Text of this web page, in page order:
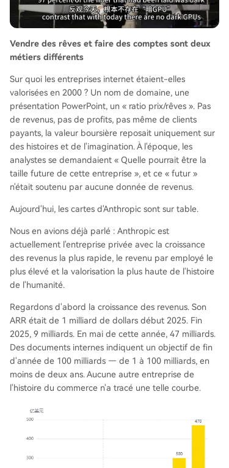
Vendre des rêves et faire des comptes sont deux
métiers différents
Sur quoi les entreprises internet étaient-elles
valorisées en 2000 ? Un nom de domaine, une
présentation PowerPoint, un « ratio prix/rêves ». Pas
de revenus, pas de profits, pas même de clients
payants, la valeur boursière reposait uniquement sur
des histoires et de l'imagination. À l'époque, les
analystes se demandaient « Quelle pourrait être la
taille future de cette entreprise », et ce « futur »
n'était soutenu par aucune donnée de revenus.
Aujourd'hui, les cartes d'Anthropic sont sur table.
Nous en avions déjà parlé : Anthropic est
actuellement l'entreprise privée avec la croissance
des revenus la plus rapide, le revenu par employé le
plus élevé et la valorisation la plus haute de l'histoire
de l'humanité.
Regardons d'abord la croissance des revenus. Son
ARR était de 1 milliard de dollars début 2025. Fin
2025, 9 milliards. En mai de cette année, 47 milliards.
Des documents internes indiquent un objectif de fin
d'année de 100 milliards — de 1 à 100 milliards, en
moins de deux ans. Aucune autre entreprise de
l'histoire du commerce n'a tracé une telle courbe.